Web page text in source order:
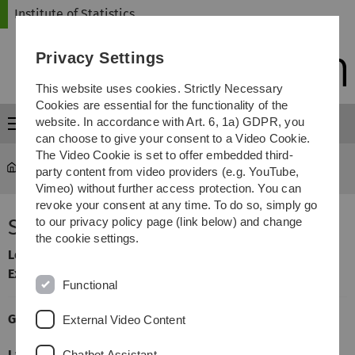
Skip
Skip
Skip
Skip
Institute of Statistics
Menu
Statistics ... Statistische Versuchsplanung
Statistische Versuchsplanung
Lecturer
Exercises taught by:
General Information
Privacy Settings
This website uses cookies. Strictly Necessary
Cookies are essential for the functionality of the
website. In accordance with Art. 6, 1a) GDPR, you
can choose to give your consent to a Video Cookie.
The Video Cookie is set to offer embedded third-
party content from video providers (e.g. YouTube,
Vimeo) without further access protection. You can
revoke your consent at any time. To do so, simply go
to our privacy policy page (link below) and change
the cookie settings.
Functional
External Video Content